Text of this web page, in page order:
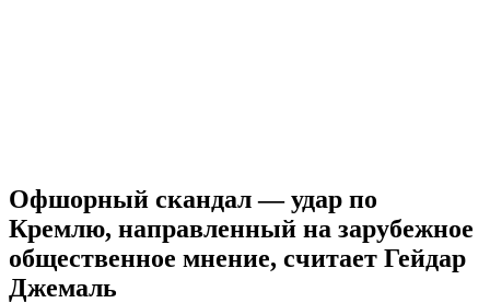
Офшорный скандал — удар по
Кремлю, направленный на зарубежное
общественное мнение, считает Гейдар
Джемаль